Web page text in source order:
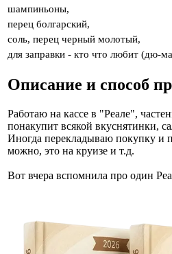
шампиньоны,
перец болгарский,
соль, перец черный молотый,
для заправки - кто что любит (дю-
Описание и способ
Работаю на кассе в "Реале",
понакупит всякой вкуснятинки,
Иногда перекладываю покупку и
можно, это на круизе и т.д.
Вот вчера вспомнила про один